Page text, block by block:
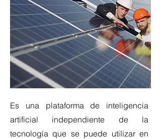
Es una plataforma de inteligencia
artificial independiente de la
tecnología que se puede utilizar en